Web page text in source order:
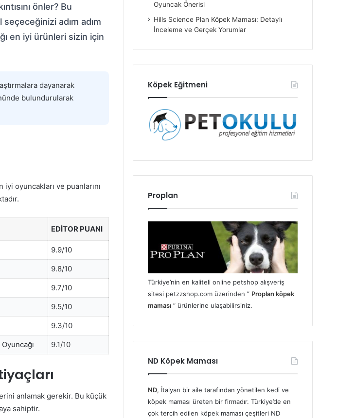
önler? Bu
adım adım
en iyi ürünleri sizin için
dayanarak
bulundurularak
iyi oyuncakları ve puanlarını
EDITOR PUANI
9.9/10
9.8/10
9.7/10
9.5/10
9.3/10
9.1/10
anlamak gerekir. Bu küçük
sahiptir.
Oyuncak Önerisi
Hills Science Plan Köpek Maması: Detaylı
İnceleme ve Gerçek Yorumlar
Köpek Eğitmeni
Proplan
Türkiye’nin en kaliteli online petshop alışveriş
sitesi petzzshop.com üzerinden ” Proplan köpek
maması ” ürünlerine ulaşabilirsiniz.
ND Köpek Maması
ND, İtalyan bir aile tarafından yönetilen kedi ve
köpek maması üreten bir firmadır. Türkiye’de en
çok tercih edilen köpek maması çeşitleri ND